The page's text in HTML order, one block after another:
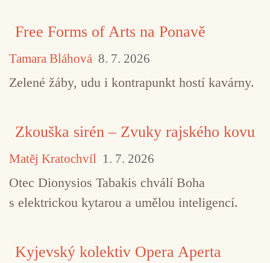
Free Forms of Arts na Ponavě
Tamara Bláhová 8. 7. 2026
Zelené žáby, udu i kontrapunkt hostí kavárny.
Zkouška sirén – Zvuky rajského kovu
Matěj Kratochvíl 1. 7. 2026
Otec Dionysios Tabakis chválí Boha
s elektrickou kytarou a umělou inteligencí.
Kyjevský kolektiv Opera Aperta